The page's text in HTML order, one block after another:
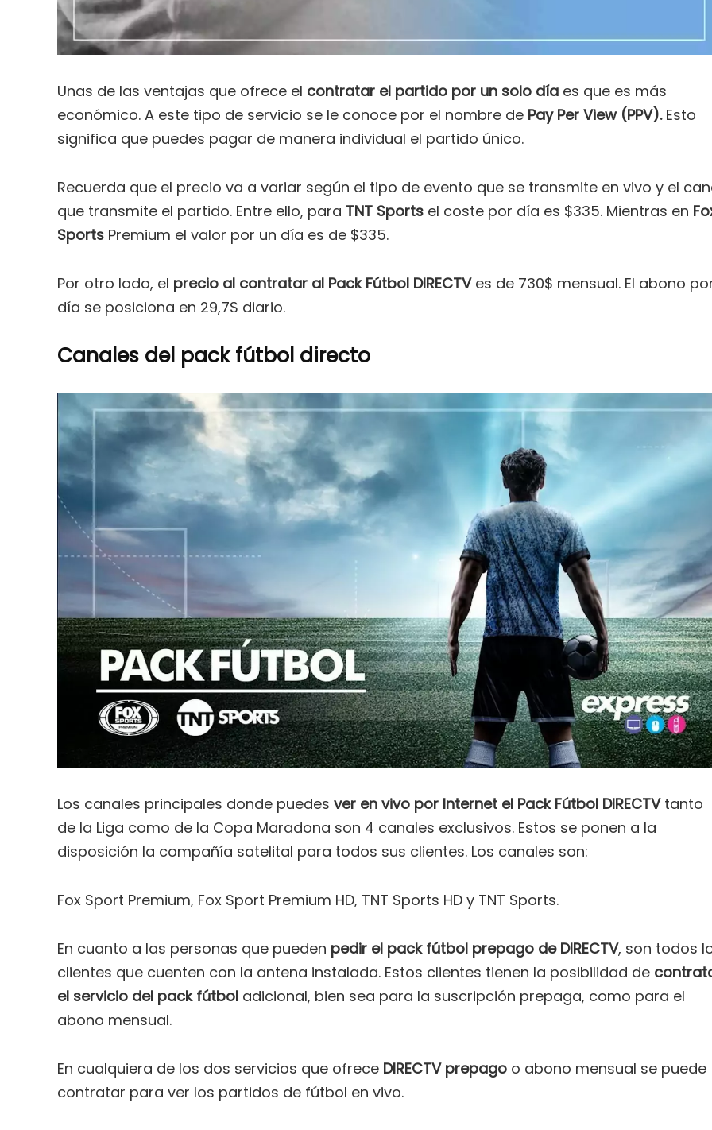
Unas de las ventajas que ofrece el contratar el partido por un solo día es que es más
económico. A este tipo de servicio se le conoce por el nombre de Pay Per View (PPV).Esto
significa que puedes pagar de manera individual el partido único.
Recuerda que el precio va a variar según el tipo de evento que se transmite en vivo y el
que transmite el partido. Entre ello, para TNT Sports el coste por día es $335. Mientras en
Sports Premium el valor por un día es de $335.
Por otro lado, el precio al contratar al Pack Fútbol DIRECTVes de 730$ mensual. El abono
día se posiciona en 29,7$ diario.
Canales del pack fútbol directo
Los canales principales donde puedes ver en vivo por Internet el Pack Fútbol DIRECTVtanto
de la Liga como de la Copa Maradona son 4 canales exclusivos. Estos se ponen a la
disposición la compañía satelital para todos sus clientes. Los canales son:
Fox Sport Premium, Fox Sport Premium HD, TNT Sports HD y TNT Sports.
En cuanto a las personas que pueden pedir el pack fútbol prepago de DIRECTV, son todos
clientes que cuenten con la antena instalada. Estos clientes tienen la posibilidad de
el servicio del pack fútbol adicional, bien sea para la suscripción prepaga, como para el
abono mensual.
En cualquiera de los dos servicios que ofrece DIRECTV prepago o abono mensual se puede
contratar para ver los partidos de fútbol en vivo.